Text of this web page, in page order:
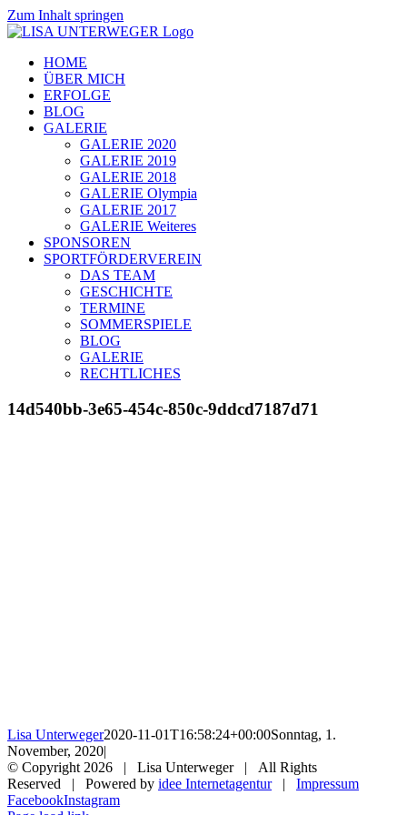
Zum Inhalt springen
HOME
ÜBER MICH
ERFOLGE
BLOG
GALERIE
GALERIE 2020
GALERIE 2019
GALERIE 2018
GALERIE Olympia
GALERIE 2017
GALERIE Weiteres
SPONSOREN
SPORTFÖRDERVEREIN
DAS TEAM
GESCHICHTE
TERMINE
SOMMERSPIELE
BLOG
GALERIE
RECHTLICHES
14d540bb-3e65-454c-850c-9ddcd7187d71
Lisa Unterweger2020-11-01T16:58:24+00:00Sonntag, 1.
November, 2020|
© Copyright2026 | Lisa Unterweger | All Rights
Reserved | Powered by idee Internetagentur| Impressum
FacebookInstagram